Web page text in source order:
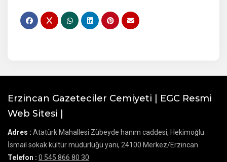
Erzincan Gazeteciler Cemiyeti | EGC Resmi
Web Sitesi |
Adres : Atatürk Mahallesi Zübeyde hanım caddesi, Hekimoğlu
İsmail sokak kültür müdürlüğü yanı, 24100 Merkez/Erzincan
Telefon : 0 545 866 80 30